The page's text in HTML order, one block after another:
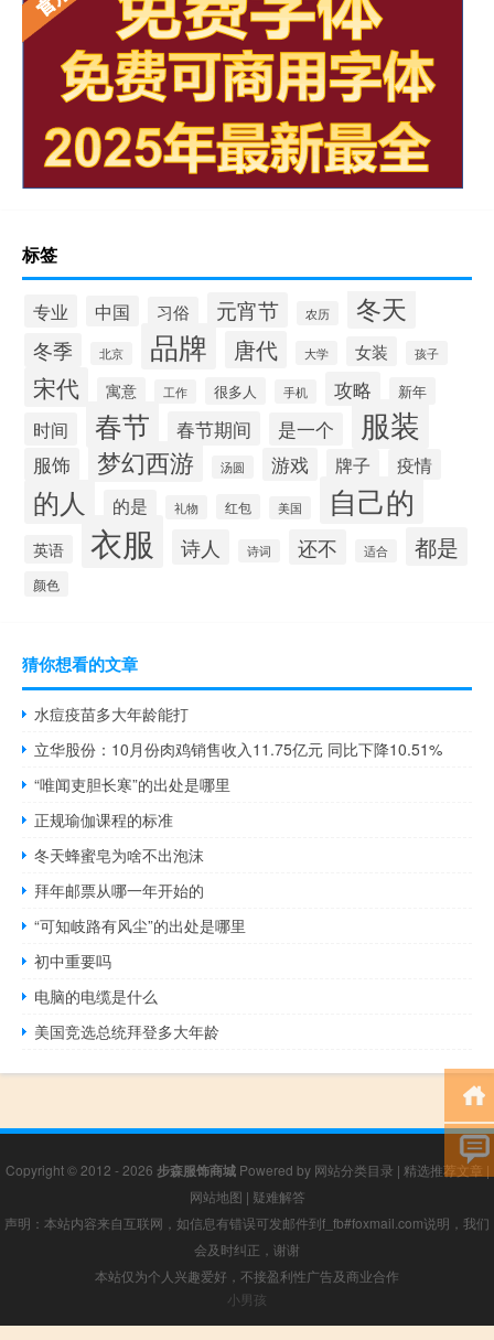
标签
专业 中国 习俗 元宵节 农历 冬天
冬季 北京 品牌 唐代 大学 女装 孩子
宋代 寓意 工作 很多人 手机 攻略 新年
时间 春节 春节期间 是一个 服装
服饰 梦幻西游 汤圆 游戏 牌子 疫情
的人 的是 礼物 红包 美国 自己的
英语 衣服 诗人 诗词 还不 适合 都是
颜色
猜你想看的文章
水痘疫苗多大年龄能打
立华股份：10月份肉鸡销售收入11.75亿元 同比下降10.51%
“唯闻吏胆长寒”的出处是哪里
正规瑜伽课程的标准
冬天蜂蜜皂为啥不出泡沫
拜年邮票从哪一年开始的
“可知岐路有风尘”的出处是哪里
初中重要吗
电脑的电缆是什么
美国竞选总统拜登多大年龄
Copyright © 2012 - 2026 步森服饰商城Powered by 网站分类目录 | 精选推荐文章 |
网站地图 | 疑难解答
声明：本站内容来自互联网，如信息有错误可发邮件到f_fb#foxmail.com说明，我们
会及时纠正，谢谢
本站仅为个人兴趣爱好，不接盈利性广告及商业合作
小男孩